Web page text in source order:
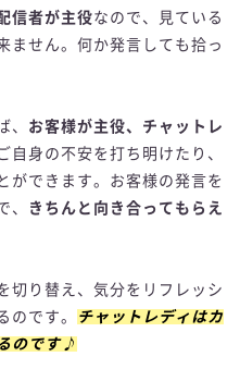
信者が主役なので、見ている
ません。何か発言しても拾っ
、 お客様が主役、チャットレ
自身の不安を打ち明けたり、
ができます。お客様の発言を
、
きちんと向き合ってもらえ
切り替え、気分をリフレッシ
のです。
チャットレディはカ
のです♪